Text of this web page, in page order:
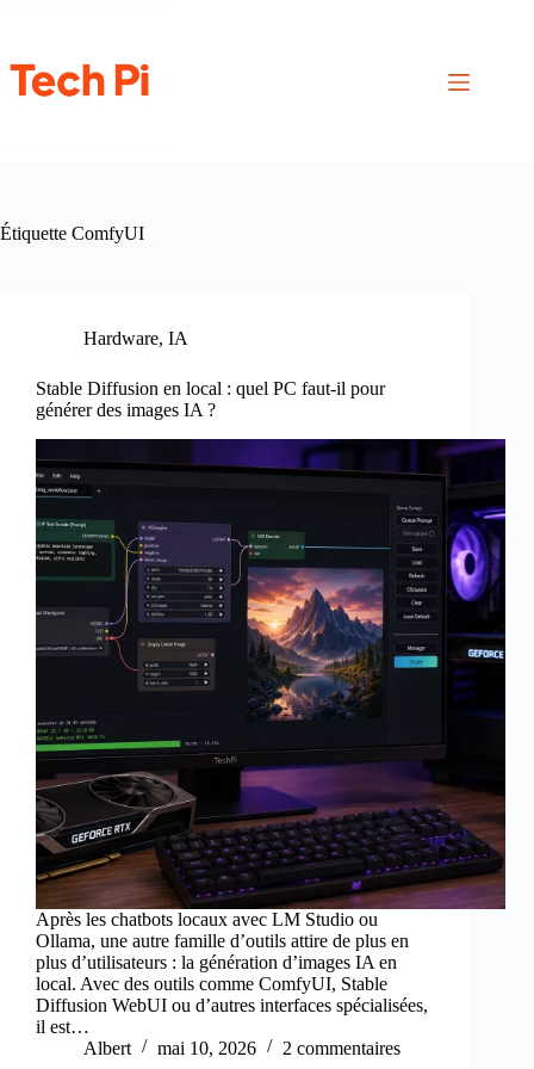
Étiquette ComfyUI
Hardware, IA
Stable Diffusion en local : quel PC faut-il pour
générer des images IA ?
Après les chatbots locaux avec LM Studio ou
Ollama, une autre famille d’outils attire de plus en
plus d’utilisateurs : la génération d’images IA en
local. Avec des outils comme ComfyUI, Stable
Diffusion WebUI ou d’autres interfaces spécialisées,
il est…
Albert
mai 10, 2026 2 commentaires